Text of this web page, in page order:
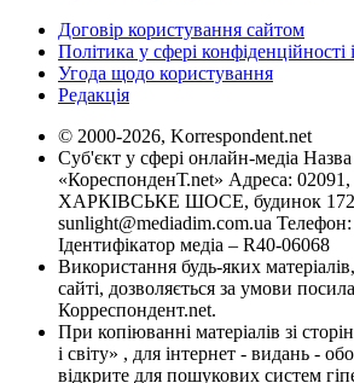
Договір користування сайтом
Політика у сфері
Угода щодо користування
Редакція
© 2000-2026, Korrespondent.net
Суб'єкт у сфері онлайн-медіа
«КореспонденТ.net» Адреса: 02091,
ХАРКІВСЬКЕ ШОСЕ, будинок 172-
sunlight@mediadim.com.ua
Ідентифікатор медіа – R40-06068
Використання будь-яких
сайті, дозволяється за умови
Корреспондент.net.
При копіюванні матеріалів зі
і світу» , для інтернет - видань -
відкрите для пошукових систем